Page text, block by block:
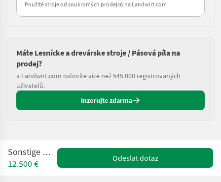
Použité stroje od soukromých prodejců na Landwirt.com
Máte Lesnícke a drevárske stroje / Pásová píla na
prodej?
a Landwirt.com oslovíte více než 545 000 registrovaných
uživatelů.
Inzerujte zdarma
Sonstige WRAVOR
12.500 €
Odeslat dotaz